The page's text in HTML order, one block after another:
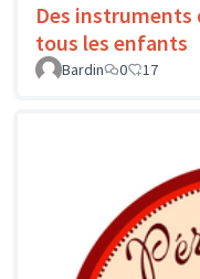
Des instruments
tous les enfants
Bardin
0 17